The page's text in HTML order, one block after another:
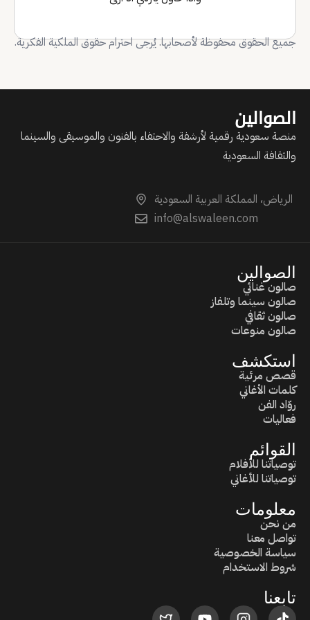
جميع الحقوق محفوظة لأصحابها. يُرجى احترام حقوق الملكية الفكرية.
الصوالين
منصة سعودية رقمية لأرشفة والاحتفاء بالفنون والموسيقى والسينما
والثقافة السعودية
الرياض، المملكة العربية السعودية
info@alswaleen.com
الصوالين
صالون غنائي
صالون سينما وتلفاز
صالون ثقافي
صالون منوعات
استكشف
قصص مرئية
كلمات الأغاني
روّاد الفن
فعاليات
القوائم
توصياتنا للأفلام
توصياتنا للأغاني
معلومات
من نحن
تواصل معنا
سياسة الخصوصية
شروط الاستخدام
تابعنا